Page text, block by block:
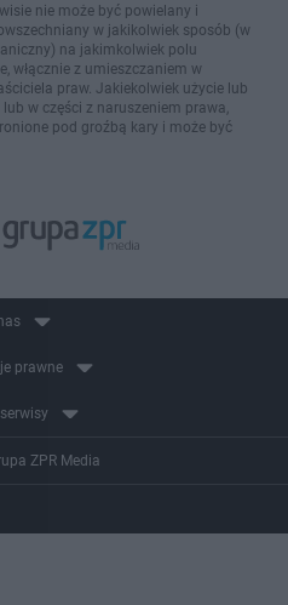
nie może być powielany i
w jakikolwiek sposób (w
na jakimkolwiek polu
włącznie z umieszczaniem w
praw. Jakiekolwiek użycie lub
w części z naruszeniem prawa,
pod groźbą kary i może być
prawne
ZPR Media